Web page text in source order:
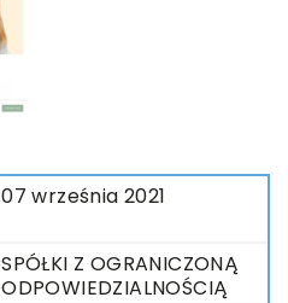
07 września 2021
SPÓŁKI Z OGRANICZONĄ
ODPOWIEDZIALNOŚCIĄ